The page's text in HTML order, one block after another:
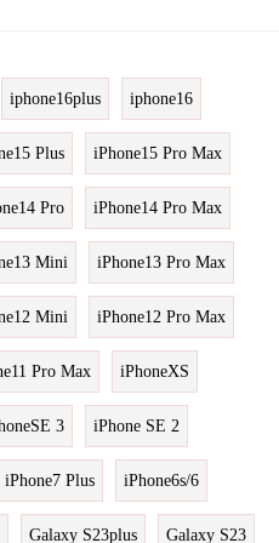
iphone16plus iphone16
Plus iPhone15 Pro Max
Pro iPhone14 Pro Max
Mini iPhone13 Pro Max
Mini iPhone12 Pro Max
Pro Max iPhoneXS
3 iPhone SE 2
iPhone7 Plus iPhone6s/6
Galaxy S23plus Galaxy S23